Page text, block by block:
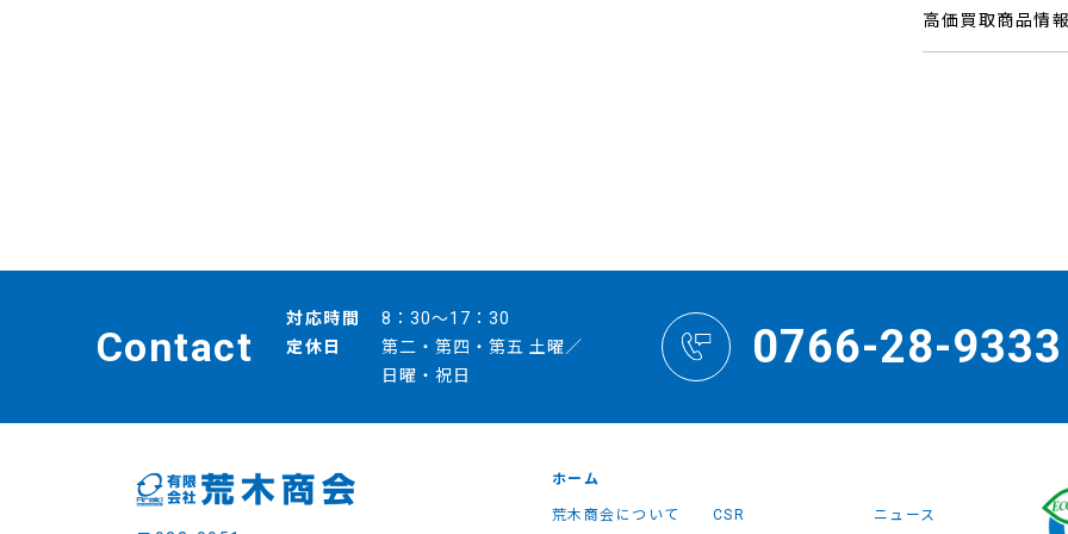
高価買取商品情
Contact
対応時間
8：30～17：30
定休日
第二・第四・第五 土曜／
日曜・祝日
0766-28-9333
ホーム
荒木商会について CSR ニュース